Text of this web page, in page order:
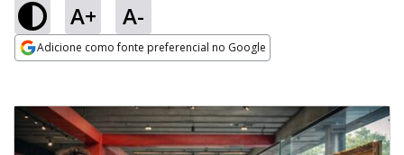
A+ A-
Adicione como fonte preferencial no Google